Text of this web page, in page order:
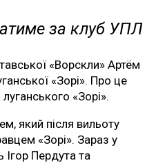
за клуб УПЛ
«Ворскли» Артём
«Зорі». Про це
«Зорі».
який після вильоту
«Зорі». Зараз у
Пердута та